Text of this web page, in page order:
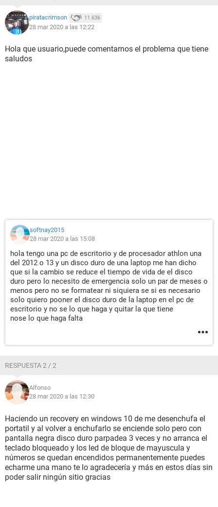
piratacrimson 11.636
28 mar 2020 a las 12:22
Hola que usuario,puede comentarnos el problema que tiene
saludos
softnay2015
28 mar 2020 a las 15:08
hola tengo una pc de escritorio y de procesador athlon una
del 2012 o 13 y un disco duro de una laptop me han dicho
que si la cambio se reduce el tiempo de vida de el disco
duro pero lo necesito de emergencia solo un par de meses o
menos pero no se formatear ni siquiera se si es necesario
solo quiero pooner el disco duro de la laptop en el pc de
escritorio y no se lo que haga y quitar la que tiene
nose lo que haga falta
RESPUESTA 2 / 2
Alfonso
28 mar 2020 a las 12:30
Haciendo un recovery en windows 10 de me desenchufa el
portatil y al volver a enchufarlo se enciende solo pero con
pantalla negra disco duro parpadea 3 veces y no arranca el
teclado bloqueado y los led de bloque de mayuscula y
números se quedan encendidos permanentemente puedes
echarme una mano te lo agradecería y más en estos días sin
poder salir ningún sitio gracias